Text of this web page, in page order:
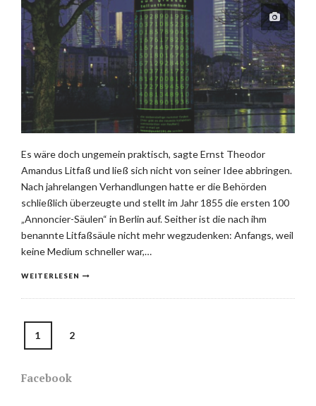
Es wäre doch ungemein praktisch, sagte Ernst Theodor
Amandus Litfaß und ließ sich nicht von seiner Idee abbringen.
Nach jahrelangen Verhandlungen hatte er die Behörden
schließlich überzeugte und stellt im Jahr 1855 die ersten 100
„Annoncier-Säulen“ in Berlin auf. Seither ist die nach ihm
benannte Litfaßsäule nicht mehr wegzudenken: Anfangs, weil
keine Medium schneller war,…
WEITERLESEN
Posts
navigation
1 2
Facebook